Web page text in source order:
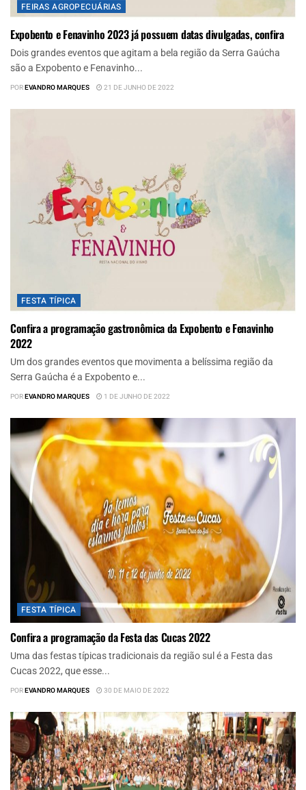
FEIRAS AGROPECUÁRIAS
Expobento e Fenavinho 2023 já possuem datas divulgadas, confira
Dois grandes eventos que agitam a bela região da Serra Gaúcha
são a Expobento e Fenavinho...
POREVANDRO MARQUES 21 DE JUNHO DE 2022
FESTA TÍPICA
Confira a programação gastronômica da Expobento e Fenavinho
2022
Um dos grandes eventos que movimenta a belíssima região da
Serra Gaúcha é a Expobento e...
POREVANDRO MARQUES 1 DE JUNHO DE 2022
FESTA TÍPICA
Confira a programação da Festa das Cucas 2022
Uma das festas típicas tradicionais da região sul é a Festa das
Cucas 2022, que esse...
POREVANDRO MARQUES 30 DE MAIO DE 2022